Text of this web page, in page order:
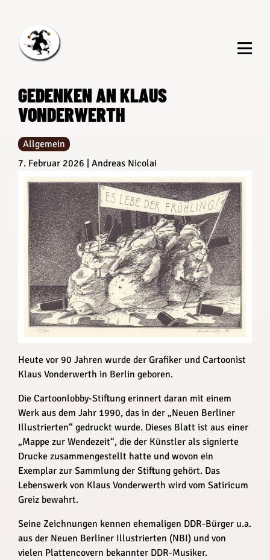
springen
GEDENKEN AN KLAUS
VONDERWERTH
Allgemein
7. Februar 2026
Andreas Nicolai
Heute vor 90 Jahren wurde der Grafiker und Cartoonist
Klaus Vonderwerth in Berlin geboren.
Die Cartoonlobby-Stiftung erinnert daran mit einem
Werk aus dem Jahr 1990, das in der „Neuen Berliner
Illustrierten“ gedruckt wurde. Dieses Blatt ist aus einer
„Mappe zur Wendezeit“, die der Künstler als signierte
Drucke zusammengestellt hatte und wovon ein
Exemplar zur Sammlung der Stiftung gehört. Das
Lebenswerk von Klaus Vonderwerth wird vom Satiricum
Greiz bewahrt.
Seine Zeichnungen kennen ehemaligen DDR-Bürger u.a.
aus der Neuen Berliner Illustrierten (NBI) und von
vielen Plattencovern bekannter DDR-Musiker.